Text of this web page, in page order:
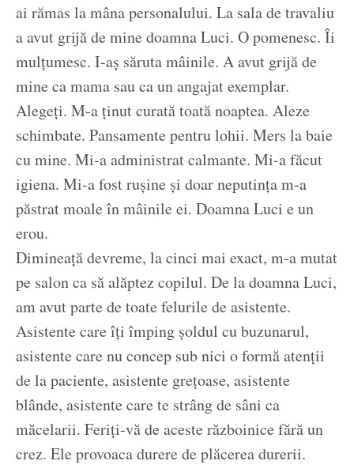
ai rămas la mâna personalului. La sala de travaliu
a avut grijă de mine doamna Luci. O pomenesc. Îi
mulțumesc. I-aș săruta mâinile. A avut grijă de
mine ca mama sau ca un angajat exemplar.
Alegeți. M-a ținut curată toată noaptea. Aleze
schimbate. Pansamente pentru lohii. Mers la baie
cu mine. Mi-a administrat calmante. Mi-a făcut
igiena. Mi-a fost rușine și doar neputința m-a
păstrat moale în mâinile ei. Doamna Luci e un
erou.
Dimineață devreme, la cinci mai exact, m-a mutat
pe salon ca să alăptez copilul. De la doamna Luci,
am avut parte de toate felurile de asistente.
Asistente care îți împing șoldul cu buzunarul,
asistente care nu concep sub nici o formă atenții
de la paciente, asistente grețoase, asistente
blânde, asistente care te strâng de sâni ca
măcelarii. Feriți-vă de aceste războinice fără un
crez. Ele provoaca durere de plăcerea durerii.